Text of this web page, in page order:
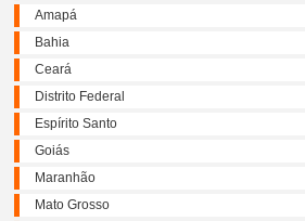
Amapá
Bahia
Ceará
Distrito Federal
Espírito Santo
Goiás
Maranhão
Mato Grosso